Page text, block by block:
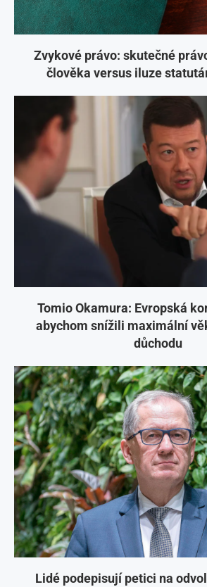
Zvykové právo: skutečné
člověka versus iluze
Tomio Okamura: Evropská
abychom snížili maximální
důchodu
Lidé podepisují petici na